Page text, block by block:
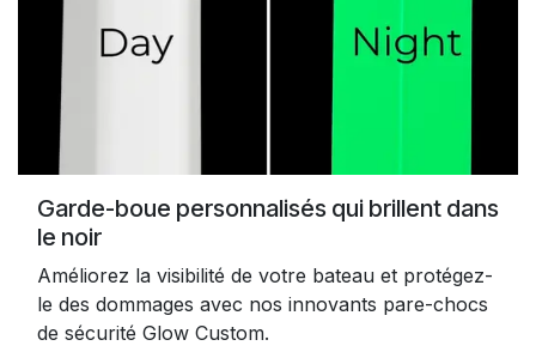
Garde-boue personnalisés qui brillent dans
le noir
Améliorez la visibilité de votre bateau et protégez-
le des dommages avec nos innovants pare-chocs
de sécurité Glow Custom.